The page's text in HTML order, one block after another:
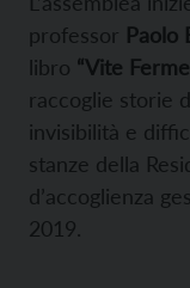
professor Paolo
libro “Vite
raccoglie storie
invisibilità e
stanze della
d’accoglienza
2019.